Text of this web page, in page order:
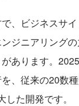
、ビジネスサイ
ジニアリング
あります。
、従来の20数
た開発です。